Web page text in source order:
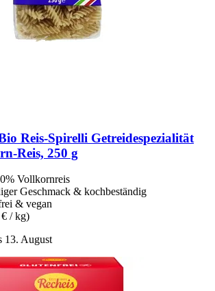
Reis-​Spirelli Getreidespezialität
​Reis, 250 g
Vollkornreis
Geschmack & kochbeständig
& vegan
/ kg)
13. August